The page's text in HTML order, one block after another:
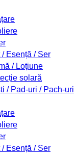
/ Esență / Ser
/ Loțiune
solară
/ Pad-uri / Pach-uri
/ Esență / Ser